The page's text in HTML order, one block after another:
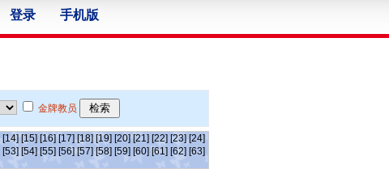
登录 手机版
金牌教员
[14] [15] [16] [17] [18] [19] [20] [21] [22] [23] [24]
[53] [54] [55] [56] [57] [58] [59] [60] [61] [62] [63]